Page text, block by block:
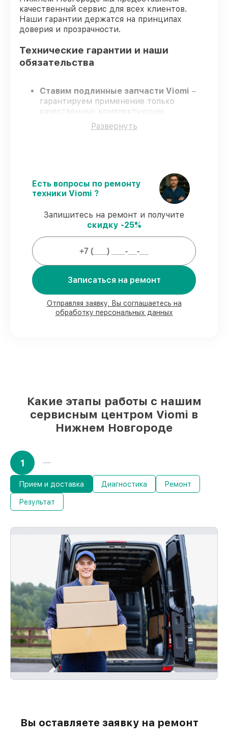
качественный сервис для всех клиентов.
Наши гарантии держатся на принципах
доверия и прозрачности.
Технические гарантии и наши
обязательства
Ставим подлинные запчасти Viomi –
гарантируем применение только
качественных комплектующих.
Сертифицированные мастера
проходят постоянное обучение, что
– ремонт робота-
пылесоса Viomi V2 Pro в оговоренные
сроки.
Гарантийное сопровождение– все все
виды ремонта защищены официальной
гарантией Viomi.
Мы гарантируем:
работ проводим в присутствии
клиента
90%комплектующих Viomi есть в
наличии в мастерской или на складе в
Развернуть
Есть вопросы по ремонту
техники Viomi ?
Запишитесь на ремонт и получите
скидку -25%
Записаться на ремонт
Отправляя заявку, Вы соглашаетесь на
обработку персональных данных
Какие этапы работы с нашим
сервисным центром Viomi в
Нижнем Новгороде
1
Прием и доставка Диагностика Ремонт
Результат
Вы оставляете заявку на ремонт